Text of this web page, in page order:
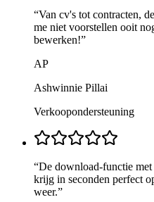
“Van cv's tot contracten,
me niet voorstellen ooit
bewerken!”
AP
Ashwinnie Pillai
Verkoopondersteuning
“De download-functie
krijg in seconden perfect
weer.”